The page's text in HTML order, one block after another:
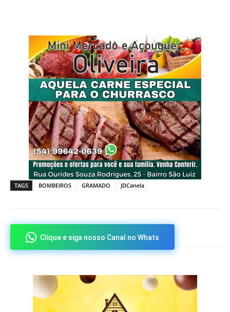
TAGS BOMBEIROS GRAMADO JDCanela
Clique e siga nosso Canal no Whats